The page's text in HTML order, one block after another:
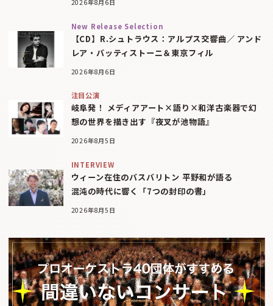
2026年8月6日
New Release Selection
【CD】R.シュトラウス：アルプス交響曲／ アンド
レア・バッティストーニ＆東京フィル
2026年8月6日
注目公演
岐阜発！ メディアアート×語り×和洋古楽器で幻
想の世界を描き出す『夜叉が池物語』
2026年8月5日
INTERVIEW
ウィーン在住のバスバリトン 平野和が語る
混沌の時代に響く「7つの封印の書」
2026年8月5日